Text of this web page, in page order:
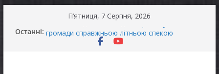
П’ятниця, 7 Серпня, 2026
Останні: Останніми днями погода випробовує жителів
громади справжньою літньою спекою